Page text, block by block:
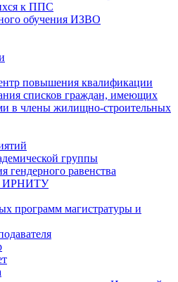
к ППС
обучения ИЗВО
повышения квалификации
списков граждан, имеющих
в члены жилищно-строительных
группы
гендерного равенства
ИРНИТУ
программ магистратуры и